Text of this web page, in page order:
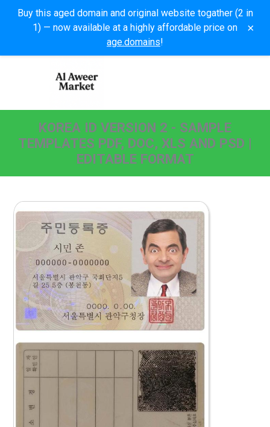
Buy this aged domain and original website togather (2 in
1) — now available at a highly affordable price on
age.domains!
×
KOREA ID VERSION 2 - SAMPLE
TEMPLATES PDF, DOC, XLS AND PSD |
EDITABLE FORMAT